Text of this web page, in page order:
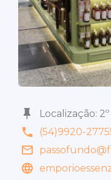
Localização:
(54)9920-